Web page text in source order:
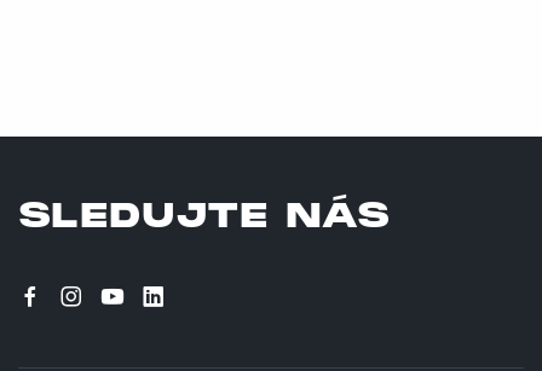
SLEDUJTE NÁS